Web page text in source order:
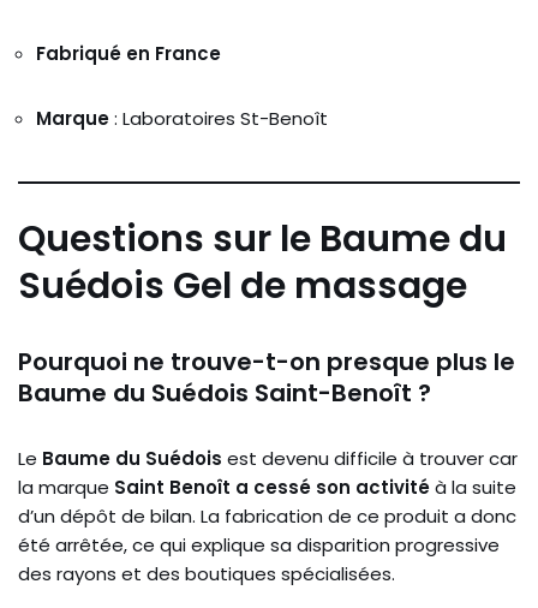
Fabriqué en France
Marque: Laboratoires St-Benoît
Questions sur le Baume du
Suédois Gel de massage
Pourquoi ne trouve-t-on presque plus le
Baume du Suédois Saint-Benoît ?
Le Baume du Suédois est devenu difficile à trouver car
la marque Saint Benoît a cessé son activitéà la suite
d’un dépôt de bilan. La fabrication de ce produit a donc
été arrêtée, ce qui explique sa disparition progressive
des rayons et des boutiques spécialisées.